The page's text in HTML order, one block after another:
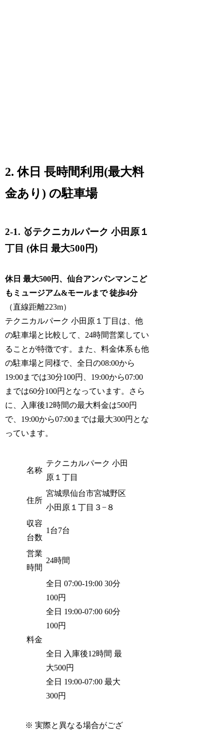
2. 休日 長時間利用(最大料
金あり) の駐車場
2-1. 🥇テクニカルパーク 小田原１
丁目 (休日 最大500円)
休日 最大500円、仙台アンパンマンこど
もミュージアム&モールまで 徒歩4分
（直線距離223m）
テクニカルパーク 小田原１丁目は、他
の駐車場と比較して、24時間営業してい
ることが特徴です。また、料金体系も他
の駐車場と同様で、全日の08:00から
19:00までは30分100円、19:00から07:00
までは60分100円となっています。さら
に、入庫後12時間の最大料金は500円
で、19:00から07:00までは最大300円とな
っています。
名称
テクニカルパーク 小田
原１丁目
住所
宮城県仙台市宮城野区
小田原１丁目３−８
収容
台数
1台7台
営業
時間
24時間
料金
全日 07:00-19:00 30分
100円
全日 19:00-07:00 60分
100円
全日 入庫後12時間 最
大500円
全日 19:00-07:00 最大
300円
※ 実際と異なる場合がござ